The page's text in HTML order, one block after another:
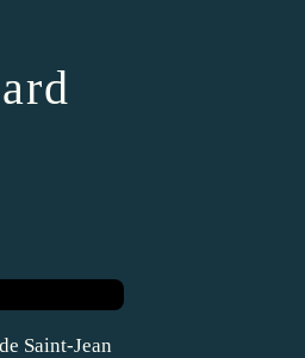
Saint-Jean